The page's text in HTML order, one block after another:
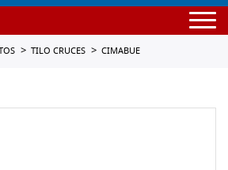
TILO CRUCES CIMABUE